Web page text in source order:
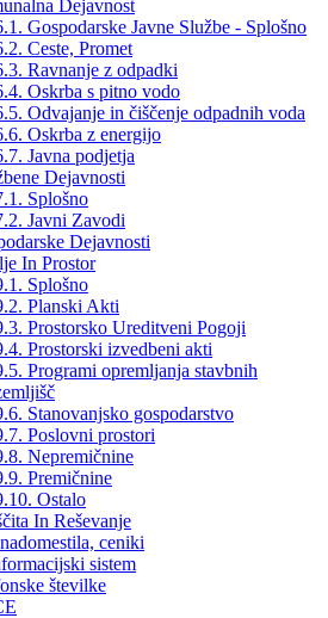
Dejavnost
Gospodarske Javne Službe - Splošno
Ceste, Promet
Ravnanje z odpadki
Oskrba s pitno vodo
Odvajanje in čiščenje odpadnih voda
Oskrba z energijo
Javna podjetja
Dejavnosti
Splošno
Javni Zavodi
Dejavnosti
In Prostor
Splošno
Planski Akti
Prostorsko Ureditveni Pogoji
Prostorski izvedbeni akti
Programi opremljanja stavbnih
Stanovanjsko gospodarstvo
Poslovni prostori
Nepremičnine
Premičnine
Ostalo
In Reševanje
ceniki
sistem
številke